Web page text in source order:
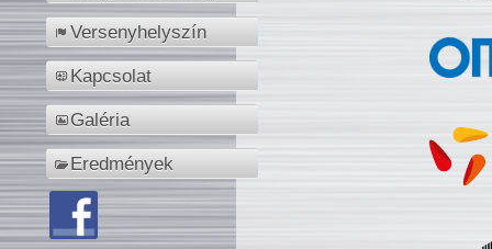
Versenyhelyszín
Kapcsolat
Galéria
Eredmények